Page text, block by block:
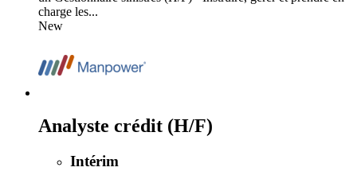
charge les...
New
Analyste crédit (H/F)
Intérim